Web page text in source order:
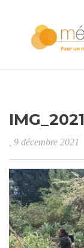
, 9 décembre 2021